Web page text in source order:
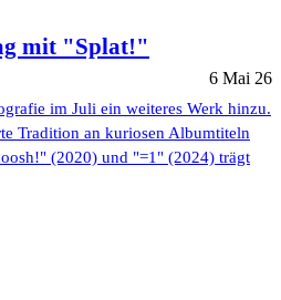
mit "Splat!"
6 Mai 26
im Juli ein weiteres Werk hinzu.
Tradition an kuriosen Albumtiteln
(2020) und "=1" (2024) trägt